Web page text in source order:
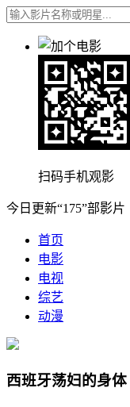
扫码手机观影
今日更新“175”部影片
首页
电影
电视
综艺
动漫
西班牙荡妇的身体